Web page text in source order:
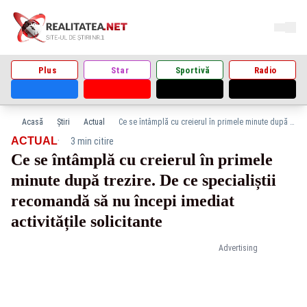
Plus Star Sportivă Radio
Acasă Știri Actual Ce se întâmplă cu creierul în primele minute după trezire. De ce specialiștii recomandă să nu începi imediat activitățile solicitante
Advertising
ACTUAL· 3 min citire
Ce se întâmplă cu creierul în primele
minute după trezire. De ce specialiștii
recomandă să nu începi imediat
activitățile solicitante